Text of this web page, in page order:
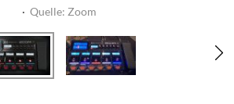
· Quelle: Zoom